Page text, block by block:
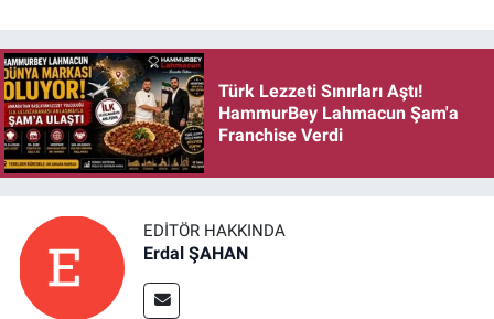
Türk Lezzeti Sınırları Aştı!
HammurBey Lahmacun Şam'a
Franchise Verdi
EDITÖR HAKKINDA
Erdal ŞAHAN